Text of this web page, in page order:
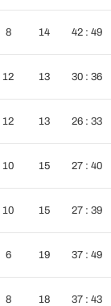
8 14 42 : 49
12 13 30 : 36
12 13 26 : 33
10 15 27 : 40
10 15 27 : 39
6 19 37 : 49
8 18 37 : 43